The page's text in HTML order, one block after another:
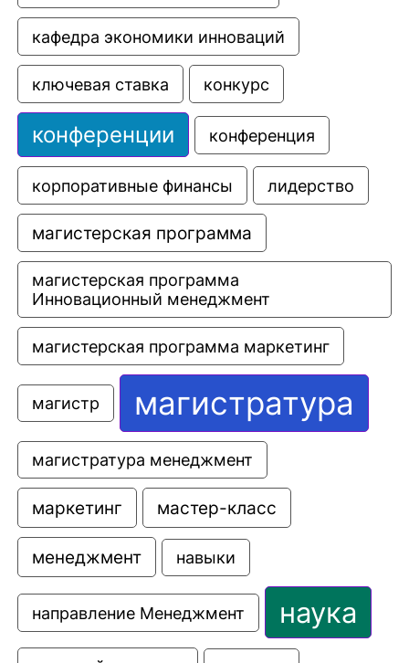
кафедра экономики инноваций
ключевая ставка конкурс
конференции конференция
корпоративные финансы лидерство
магистерская программа
магистерская программа
Инновационный менеджмент
магистерская программа маркетинг
магистр магистратура
магистратура менеджмент
маркетинг мастер-класс
менеджмент навыки
направление Менеджмент наука